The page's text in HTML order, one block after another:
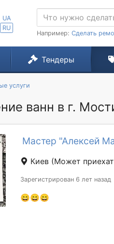
UA
RU
Например: Сделать
Тендеры
услуги
ванн в г.
Мастер "Алексей
Киев (Может
Зарегистрирован 6 лет назад
😄😄😄